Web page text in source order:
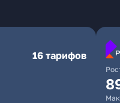
16 тарифов